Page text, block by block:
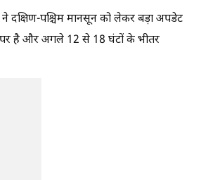
दक्षिण-पश्चिम मानसून को लेकर बड़ा अपडेट
पर है और अगले 12 से 18 घंटों के भीतर